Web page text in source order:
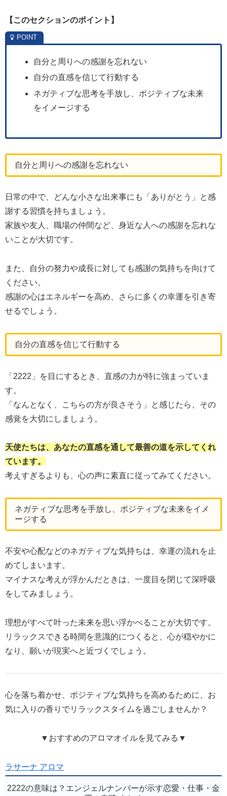
【 このセクションのポイント】
自分と周りへの感謝を忘れない
自分の直感を信じて行動する
ネガティブな思考を手放し、ポジティブな未来
をイメージする
自分と周りへの感謝を忘れない
日常の中で、どんな小さな出来事にも「ありがとう」と感
謝する習慣を持ちましょう。
家族や友人、職場の仲間など、身近な人への感謝を忘れな
いことが大切です。
また、自分の努力や成長に対しても感謝の気持ちを向けて
ください。
感謝の心はエネルギーを高め、さらに多くの幸運を引き寄
せるでしょう。
自分の直感を信じて行動する
「2222」を目にするとき、直感の力が特に強まっていま
す。
「なんとなく、こちらの方が良さそう」と感じたら、その
感覚を大切にしましょう。
天使たちは、あなたの直感を通して最善の道を示してくれ
ています。
考えすぎるよりも、心の声に素直に従ってみてください。
ネガティブな思考を手放し、ポジティブな未来をイメ
ージする
不安や心配などのネガティブな気持ちは、幸運の流れを止
めてしまいます。
マイナスな考えが浮かんだときは、一度目を閉じて深呼吸
をしてみましょう。
理想がすべて叶った未来を思い浮かべることが大切です。
リラックスできる時間を意識的につくると、心が穏やかに
なり、願いが現実へと近づくでしょう。
心を落ち着かせ、ポジティブな気持ちを高めるために、お
気に入りの香りでリラックスタイムを過ごしませんか？
▼おすすめのアロマオイルを見てみる▼
ラサーナ アロマ
2222の意味は？エンジェルナンバーが示す恋愛・仕事・金